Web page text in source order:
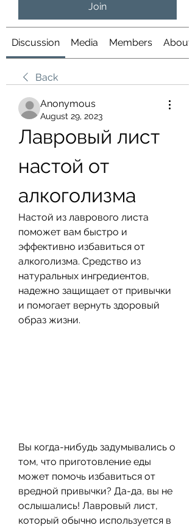
Join
Discussion Media Members About
Back
Anonymous
August 29, 2023
Лавровый лист
настой от
алкоголизма
Настой из лаврового листа
поможет вам быстро и
эффективно избавиться от
алкоголизма. Средство из
натуральных ингредиентов,
надежно защищает от привычки
и помогает вернуть здоровый
образ жизни.
Вы когда-нибудь задумывались о
том, что приготовление еды
может помочь избавиться от
вредной привычки? Да-да, вы не
ослышались! Лавровый лист,
который обычно используется в